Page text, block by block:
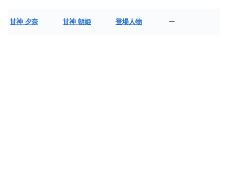
甘神 夕奈 甘神 朝姫 登場人物 ー